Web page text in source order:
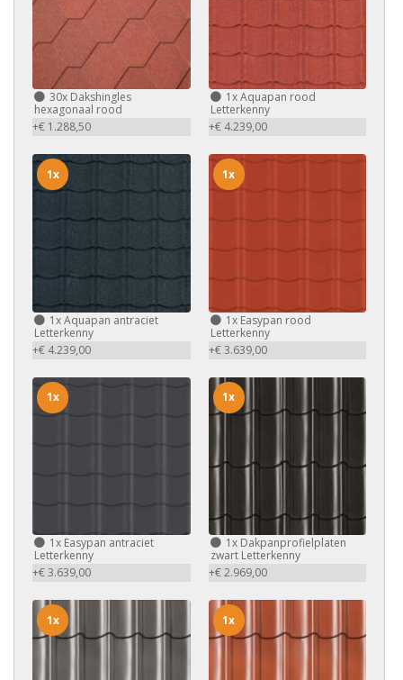
30x Dakshingles
hexagonaal rood
+€ 1.288,50
1xAquapan rood
Letterkenny
+€ 4.239,00
1xAquapan antraciet
Letterkenny
+€ 4.239,00
1x
1xEasypan rood
Letterkenny
+€ 3.639,00
1x
1x Easypan antraciet
Letterkenny
+€ 3.639,00
1x
1xDakpanprofielplaten
zwart Letterkenny
+€ 2.969,00
1x
1x 1x